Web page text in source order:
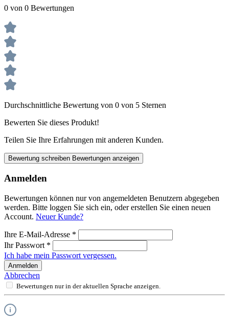
0 von 0 Bewertungen
Durchschnittliche Bewertung von 0 von 5 Sternen
Bewerten Sie dieses Produkt!
Teilen Sie Ihre Erfahrungen mit anderen Kunden.
Bewertung schreiben Bewertungen anzeigen
Anmelden
Bewertungen können nur von angemeldeten Benutzern abgegeben
werden. Bitte loggen Sie sich ein, oder erstellen Sie einen neuen
Account. Neuer Kunde?
Ihre E-Mail-Adresse *
Ihr Passwort *
Ich habe mein Passwort vergessen.
Anmelden
Abbrechen
Bewertungen nur in der aktuellen Sprache anzeigen.